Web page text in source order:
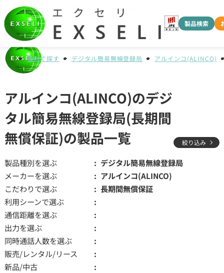
製品検索
種別で探す デジタル簡易無線登録局 アルインコ(ALINCO)
アルインコ(ALINCO)のデジ
タル簡易無線登録局(長期間
無償保証)の製品一覧
絞り込み
製品種別を選ぶ
デジタル簡易無線登録局
メーカーを選ぶ
アルインコ(ALINCO)
こだわりで選ぶ
長期間無償保証
利用シーンで選ぶ
通信距離を選ぶ
出力を選ぶ
同時通話人数を選ぶ
販売/レンタル/リース
新品/中古